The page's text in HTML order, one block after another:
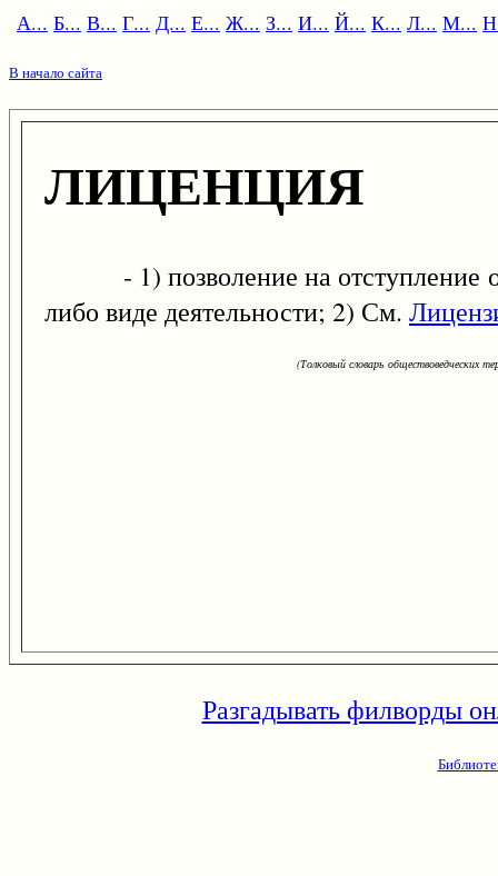
А... Б... В... Г... Д... Е... Ж... З... И... Й... К... Л... М...
В начало сайта
ЛИЦЕНЦИЯ
- 1) позволение на отступление
либо виде деятельности; 2) См.
(Толковый словарь обществоведческих
Разгадывать филворды